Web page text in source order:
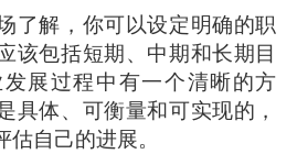
了解，你可以设定明确的职
该包括短期、中期和长期目
展过程中有一个清晰的方
具体、可衡量和可实现的，
自己的进展。